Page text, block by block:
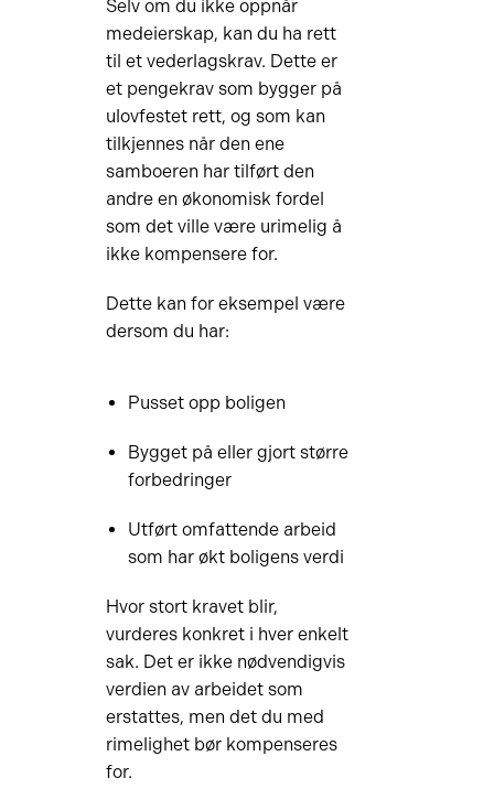
Selv om du ikke oppnår
medeierskap, kan du ha rett
til et vederlagskrav. Dette er
et pengekrav som bygger på
ulovfestet rett, og som kan
tilkjennes når den ene
samboeren har tilført den
andre en økonomisk fordel
som det ville være urimelig å
ikke kompensere for.
Dette kan for eksempel være
dersom du har:
Pusset opp boligen
Bygget på eller gjort større
forbedringer
Utført omfattende arbeid
som har økt boligens verdi
Hvor stort kravet blir,
vurderes konkret i hver enkelt
sak. Det er ikke nødvendigvis
verdien av arbeidet som
erstattes, men det du med
rimelighet bør kompenseres
for.